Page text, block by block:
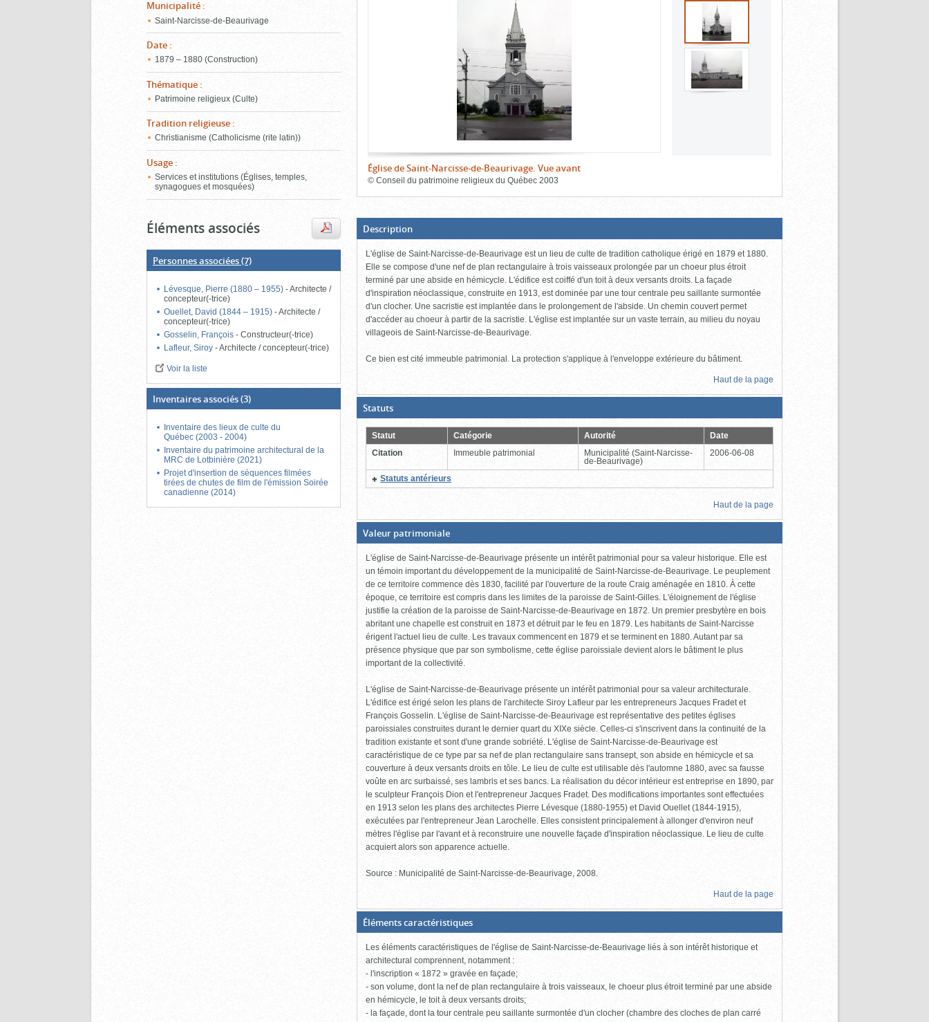
Municipalité :
Saint-Narcisse-de-Beaurivage
Date :
1879 – 1880 (Construction)
Thématique :
Patrimoine religieux (Culte)
Tradition religieuse :
Christianisme (Catholicisme (rite latin))
Usage :
Services et institutions (Églises, temples,
synagogues et mosquées)
Éléments associés
Personnes associées(7)
Lévesque, Pierre (1880 – 1955)-Architecte /
concepteur(-trice)
Ouellet, David (1844 – 1915)-Architecte /
concepteur(-trice)
Gosselin, François-Constructeur(-trice)
Lafleur, Siroy-Architecte / concepteur(-trice)
Voir la liste
Inventaires associés(3)
Inventaire des lieux de culte du
Québec (2003 - 2004)
Inventaire du patrimoine architectural de la
MRC de Lotbinière (2021)
Projet d'insertion de séquences filmées
tirées de chutes de film de l'émission Soirée
canadienne (2014)
Église de Saint-Narcisse-de-Beaurivage. Vue avant
© Conseil du patrimoine religieux du Québec 2003
bloc
d'onglets
Description(Boite
ouverte,
cliquer
pour
fermer)
L'église de Saint-Narcisse-de-Beaurivage est un lieu de culte de tradition catholique érigé en 1879 et 1880.
Elle se compose d'une nef de plan rectangulaire à trois vaisseaux prolongée par un choeur plus étroit
terminé par une abside en hémicycle. L'édifice est coiffé d'un toit à deux versants droits. La façade
d'inspiration néoclassique, construite en 1913, est dominée par une tour centrale peu saillante surmontée
d'un clocher. Une sacristie est implantée dans le prolongement de l'abside. Un chemin couvert permet
d'accéder au choeur à partir de la sacristie. L'église est implantée sur un vaste terrain, au milieu du noyau
villageois de Saint-Narcisse-de-Beaurivage.
Ce bien est cité immeuble patrimonial. La protection s'applique à l'enveloppe extérieure du bâtiment.
Haut de la page
Statuts(Boite
ouverte,
cliquer
pour
fermer)
Statut Catégorie Autorité
Date
Citation
Immeuble patrimonial Municipalité (Saint-Narcisse-
de-Beaurivage)
2006-06-08
Statuts antérieurs
pour
Haut de la page
Valeur patrimoniale(Boite
fermée,
cliquer
pour
ouvrir)
L'église de Saint-Narcisse-de-Beaurivage présente un intérêt patrimonial pour sa valeur historique. Elle est
un témoin important du développement de la municipalité de Saint-Narcisse-de-Beaurivage. Le peuplement
de ce territoire commence dès 1830, facilité par l'ouverture de la route Craig aménagée en 1810. À cette
époque, ce territoire est compris dans les limites de la paroisse de Saint-Gilles. L'éloignement de l'église
justifie la création de la paroisse de Saint-Narcisse-de-Beaurivage en 1872. Un premier presbytère en bois
abritant une chapelle est construit en 1873 et détruit par le feu en 1879. Les habitants de Saint-Narcisse
érigent l'actuel lieu de culte. Les travaux commencent en 1879 et se terminent en 1880. Autant par sa
présence physique que par son symbolisme, cette église paroissiale devient alors le bâtiment le plus
important de la collectivité.
L'église de Saint-Narcisse-de-Beaurivage présente un intérêt patrimonial pour sa valeur architecturale.
L'édifice est érigé selon les plans de l'architecte Siroy Lafleur par les entrepreneurs Jacques Fradet et
François Gosselin. L'église de Saint-Narcisse-de-Beaurivage est représentative des petites églises
paroissiales construites durant le dernier quart du XIXe siècle. Celles-ci s'inscrivent dans la continuité de la
tradition existante et sont d'une grande sobriété. L'église de Saint-Narcisse-de-Beaurivage est
caractéristique de ce type par sa nef de plan rectangulaire sans transept, son abside en hémicycle et sa
couverture à deux versants droits en tôle. Le lieu de culte est utilisable dès l'automne 1880, avec sa fausse
voûte en arc surbaissé, ses lambris et ses bancs. La réalisation du décor intérieur est entreprise en 1890, par
le sculpteur François Dion et l'entrepreneur Jacques Fradet. Des modifications importantes sont effectuées
en 1913 selon les plans des architectes Pierre Lévesque (1880-1955) et David Ouellet (1844-1915),
exécutées par l'entrepreneur Jean Larochelle. Elles consistent principalement à allonger d'environ neuf
mètres l'église par l'avant et à reconstruire une nouvelle façade d'inspiration néoclassique. Le lieu de culte
acquiert alors son apparence actuelle.
Source : Municipalité de Saint-Narcisse-de-Beaurivage, 2008.
Haut de la page
Éléments caractéristiques(Boite
fermée,
cliquer
pour
ouvrir)
Les éléments caractéristiques de l'église de Saint-Narcisse-de-Beaurivage liés à son intérêt historique et
architectural comprennent, notamment :
- l'inscription « 1872 » gravée en façade;
- son volume, dont la nef de plan rectangulaire à trois vaisseaux, le choeur plus étroit terminé par une abside
en hémicycle, le toit à deux versants droits;
- la façade, dont la tour centrale peu saillante surmontée d'un clocher (chambre des cloches de plan carré